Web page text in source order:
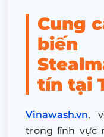
Cung
tín tại
Vinawash.vn,
trong lĩnh vực